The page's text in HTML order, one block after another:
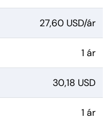
27,60 USD/ár
1 ár
30,18 USD
1 ár